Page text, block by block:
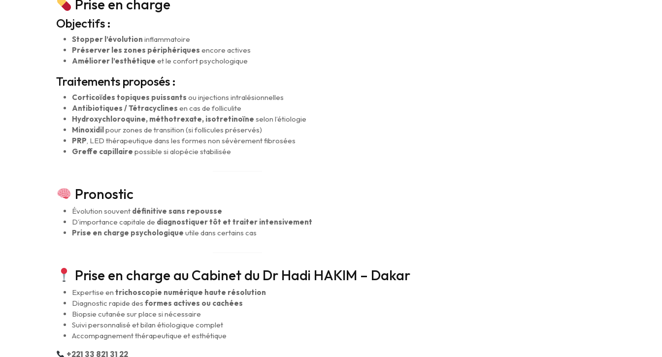
Prise en charge
Objectifs :
Stopper l’évolution inflammatoire
Préserver les zones périphériques encore actives
Améliorer l’esthétique et le confort psychologique
Traitements proposés :
Corticoïdes topiques puissants ou injections intralésionnelles
Antibiotiques / Tétracyclines en cas de folliculite
Hydroxychloroquine, méthotrexate, isotretinoïne selon l’étiologie
Minoxidil pour zones de transition (si follicules préservés)
PRP, LED thérapeutique dans les formes non sévèrement fibrosées
Greffe capillaire possible si alopécie stabilisée
Pronostic
Évolution souvent définitive sans repousse
D’importance capitale de diagnostiquer tôt et traiter intensivement
Prise en charge psychologique utile dans certains cas
Prise en charge au Cabinet du Dr Hadi HAKIM – Dakar
Expertise en trichoscopie numérique haute résolution
Diagnostic rapide des formes actives ou cachées
Biopsie cutanée sur place si nécessaire
Suivi personnalisé et bilan étiologique complet
Accompagnement thérapeutique et esthétique
+221 33 821 31 22